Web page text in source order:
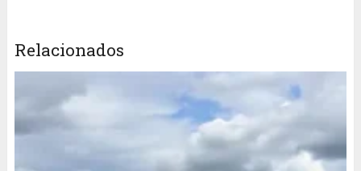
Relacionados